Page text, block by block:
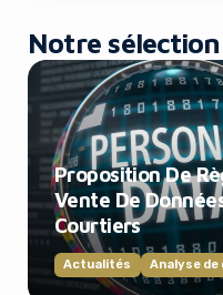
Notre sélection
Proposition De
Vente De
Courtiers
Actualités Analyse de